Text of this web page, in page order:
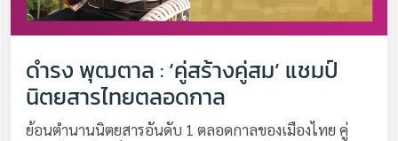
ดำรง พุฒตาล : ‘คู่สร้างคู่สม’ แชมป์
นิตยสารไทยตลอดกาล
ย้อนตำนานนิตยสารอันดับ 1 ตลอดกาลของเมืองไทย คู่